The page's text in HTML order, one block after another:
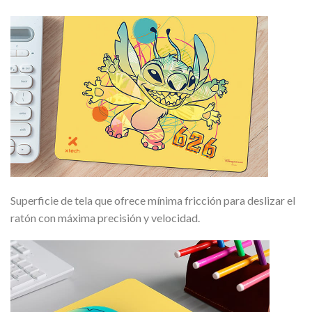
Superficie de tela que ofrece mínima fricción para deslizar el
ratón con máxima precisión y velocidad.